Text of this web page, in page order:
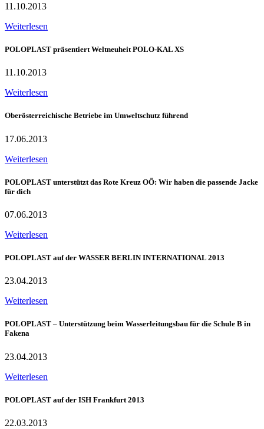
11.10.2013
Weiterlesen
POLOPLAST präsentiert Weltneuheit POLO-KAL XS
11.10.2013
Weiterlesen
Oberösterreichische Betriebe im Umweltschutz führend
17.06.2013
Weiterlesen
POLOPLAST unterstützt das Rote Kreuz OÖ: Wir haben die passende Jacke
für dich
07.06.2013
Weiterlesen
POLOPLAST auf der WASSER BERLIN INTERNATIONAL 2013
23.04.2013
Weiterlesen
POLOPLAST – Unterstützung beim Wasserleitungsbau für die Schule B in
Fakena
23.04.2013
Weiterlesen
POLOPLAST auf der ISH Frankfurt 2013
22.03.2013